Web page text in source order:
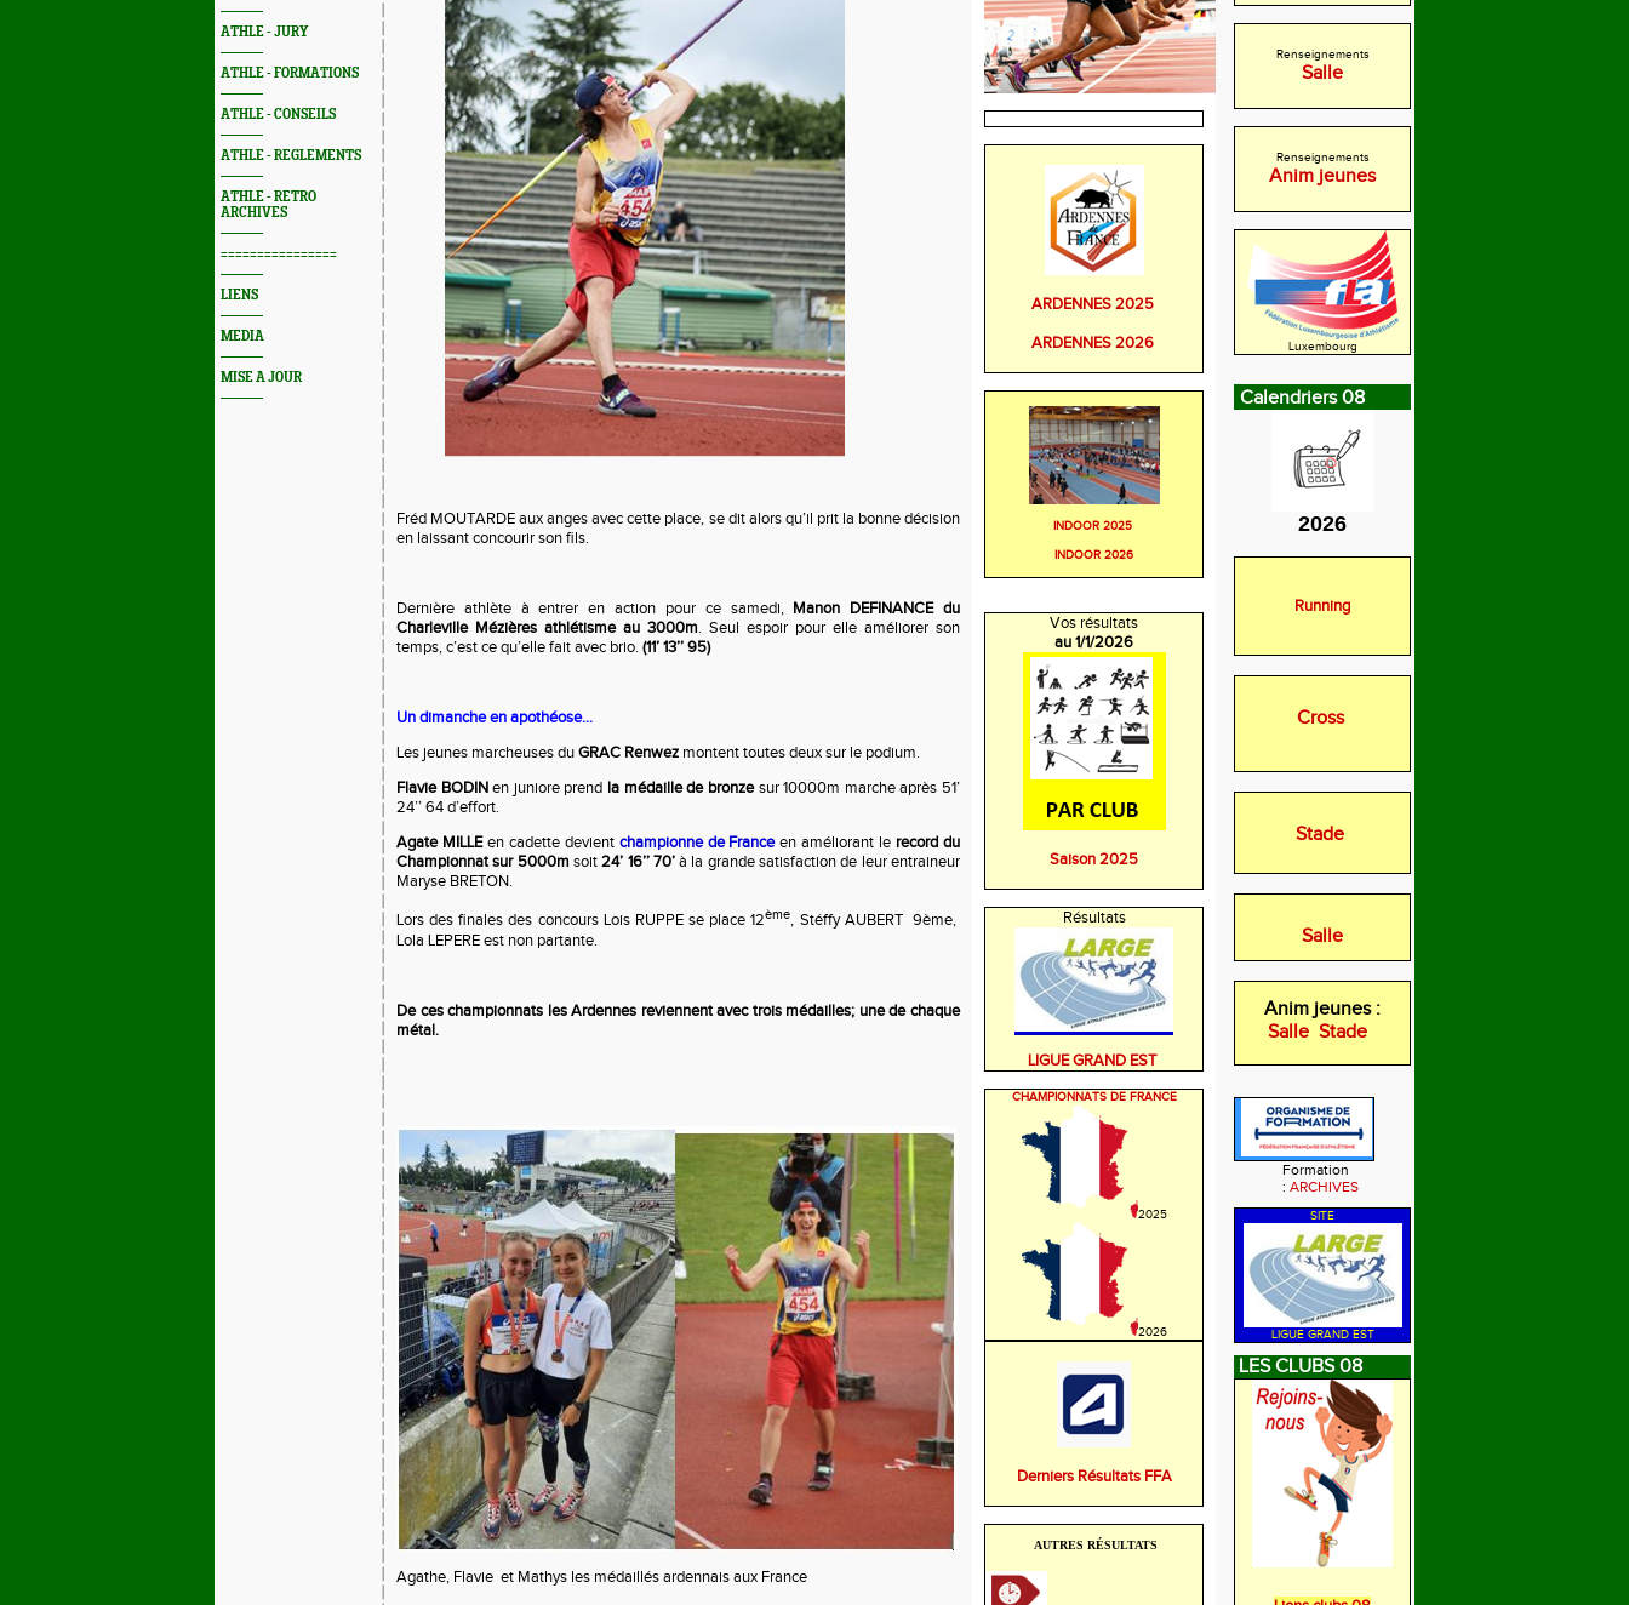
ATHLE - JURY
ATHLE - FORMATIONS
ATHLE - CONSEILS
ATHLE - REGLEMENTS
ATHLE - RETRO
ARCHIVES
================
LIENS
MEDIA
MISE A JOUR
Fréd MOUTARDE aux anges avec cette place, se dit alors qu’il prit la bonne décision
en laissant concourir son fils.
Dernière athlète à entrer en action pour ce samedi, Manon DEFINANCE du
Charleville Mézières athlétisme au 3000m. Seul espoir pour elle améliorer son
temps, c’est ce qu’elle fait avec brio. (11’ 13’’ 95)
Un dimanche en apothéose…
Les jeunes marcheuses duGRAC Renwez montent toutes deux sur le podium.
Flavie BODINen juniore prend la médaille de bronzesur 10000m marche après 51’
24’’ 64 d’effort.
Agate MILLEen cadette devient championne de Franceen améliorant le record du
Championnat sur 5000m soit24’ 16’’ 70’à la grande satisfaction de leur entraineur
Maryse BRETON.
Lors des finales des concours Lois RUPPE se place 12ème, Stéffy AUBERT9ème,
Lola LEPERE est non partante.
De ces championnats les Ardennes reviennent avec trois médailles; une de chaque
métal.
Agathe, Flavie et Mathys les médaillés ardennais aux France
ARDENNES 2025
ARDENNES 2026
INDOOR 2025
INDOOR 2026
Vos résultats
au 1/1/2026
Saison 2025
Résultats
LIGUE GRAND EST
CHAMPIONNATS DE FRANCE
2025
2026
Derniers Résultats FFA
AUTRES RÉSULTATS
Renseignements
Salle
Renseignements
Anim jeunes
Luxembourg
Calendriers 08
2026
Running
Cross
Stade
Salle
Anim jeunes :
Salle Stade
Formation
: ARCHIVES
SITE
LIGUE GRAND EST
LES CLUBS 08